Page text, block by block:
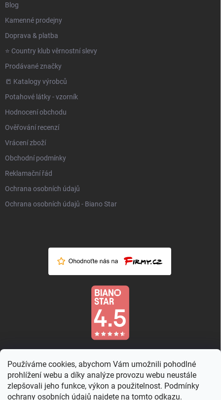
Používáme cookies, abychom Vám umožnili pohodlné
prohlížení webu a díky analýze provozu webu neustále
zlepšovali jeho funkce, výkon a použitelnost. Podmínky
ochrany osobních údajů najdete na tomto odkazu.
Blog
Kamenné prodejny
Doprava & platba
⭐️ Country klub věrnostní slevy
Prodávané značky
📒 Katalogy výrobců
Potahové látky - vzorník
Hodnocení obchodu
Ověřování recenzí
Vrácení zboží
Obchodní podmínky
Reklamační řád
Ochrana osobních údajů
Ochrana osobních údajů - Biano Star